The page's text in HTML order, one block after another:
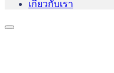
เกี่ยวกับเรา